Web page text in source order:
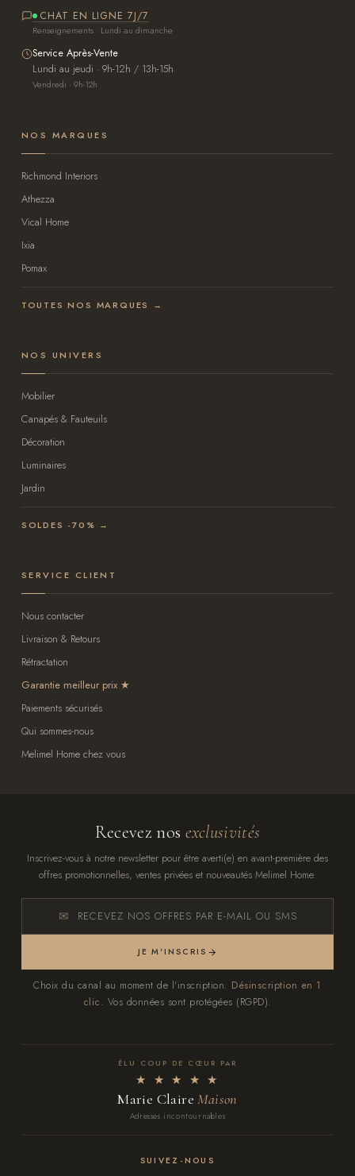
CHAT EN LIGNE 7J/7
Renseignements · Lundi au dimanche
Service Après-Vente
Lundi au jeudi · 9h-12h / 13h-15h
Vendredi · 9h-12h
NOS MARQUES
Richmond Interiors
Athezza
Vical Home
Ixia
Pomax
TOUTES NOS MARQUES →
NOS UNIVERS
Mobilier
Canapés & Fauteuils
Décoration
Luminaires
Jardin
SOLDES -70% →
SERVICE CLIENT
Nous contacter
Livraison & Retours
Rétractation
Garantie meilleur prix
Paiements sécurisés
Qui sommes-nous
Melimel Home chez vous
Recevez nos exclusivités
Inscrivez-vous à notre newsletter pour être averti(e) en avant-première des
offres promotionnelles, ventes privées et nouveautés Melimel Home.
RECEVEZ NOS OFFRES PAR E-MAIL OU SMS
JE M'INSCRIS
Choix du canal au moment de l'inscription. Désinscription en 1
clic. Vos données sont protégées (RGPD).
ÉLU COUP DE CŒUR PAR
★ ★ ★ ★ ★
Marie ClaireMaison
Adresses incontournables
SUIVEZ-NOUS